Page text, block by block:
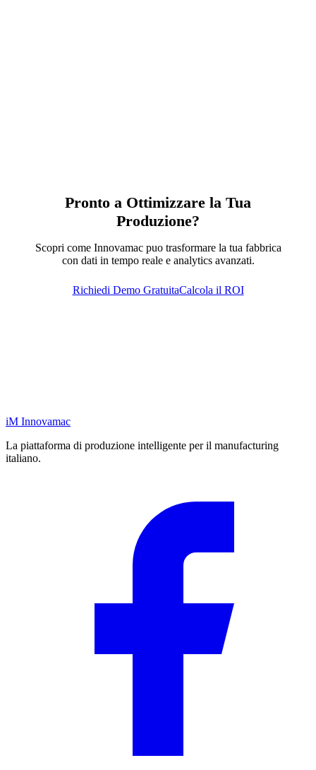
Pronto a Ottimizzare la Tua
Produzione?
Scopri come Innovamac puo trasformare la tua fabbrica
con dati in tempo reale e analytics avanzati.
Richiedi Demo GratuitaCalcola il ROI
iM Innovamac
La piattaforma di produzione intelligente per il manufacturing
italiano.